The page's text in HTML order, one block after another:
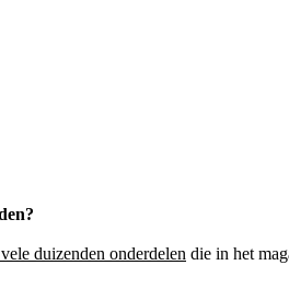
duizenden onderdelen die in het